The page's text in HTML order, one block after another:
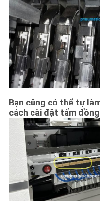
Bạn cũng có thể tự
cách cài đặt tấm